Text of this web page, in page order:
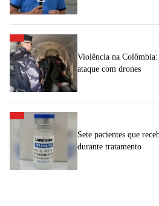
Violência na
ataque com drones
Sete pacientes que
durante tratamento